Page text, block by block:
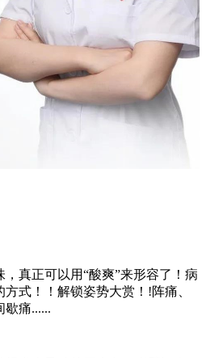
真正可以用“酸爽”来形容了！病
式！！解锁姿势大赏！!阵痛、
歇痛......